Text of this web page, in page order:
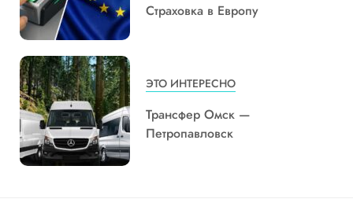
Страховка в Европу
ЭТО ИНТЕРЕСНО
Трансфер Омск —
Петропавловск